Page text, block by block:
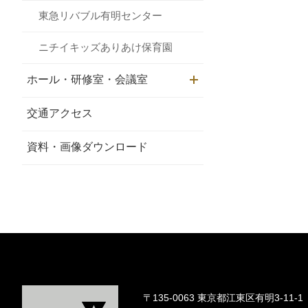
東急リバブル有明センター
ニチイキッズありあけ保育園
ホール・研修室・会議室
メニュー
交通アクセス
資料・画像ダウンロード
〒135-0063 東京都江東区有明3-11-1